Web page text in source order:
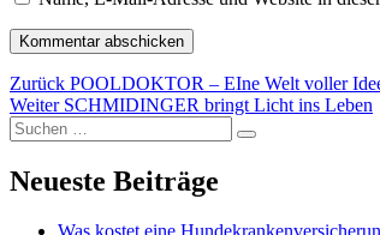
Beitragsnavigation
Zurück Vorheriger
Beitrag:
POOLDOKTOR – EIne Welt voller
Weiter Nächster
Beitrag:
SCHMIDINGER bringt Licht ins Leben
Suchen
nach:
Suchen
Neueste Beiträge